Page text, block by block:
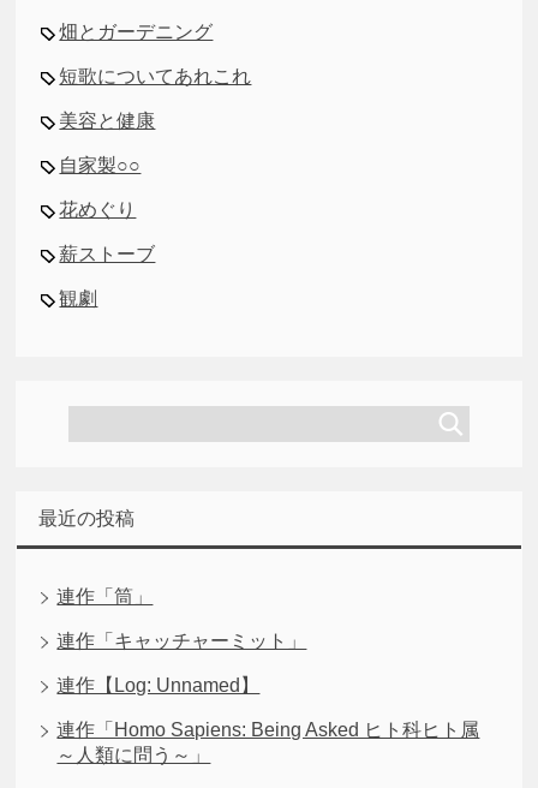
畑とガーデニング
短歌についてあれこれ
美容と健康
自家製○○
花めぐり
薪ストーブ
観劇
最近の投稿
連作「筒」
連作「キャッチャーミット」
連作【Log: Unnamed】
連作「Homo Sapiens: Being Asked ヒト科ヒト属
～人類に問う～」